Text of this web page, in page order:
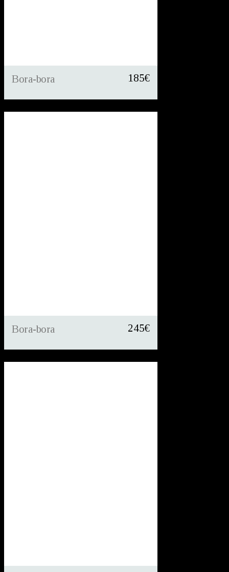
Bora-bora 185€
Bora-bora 245€